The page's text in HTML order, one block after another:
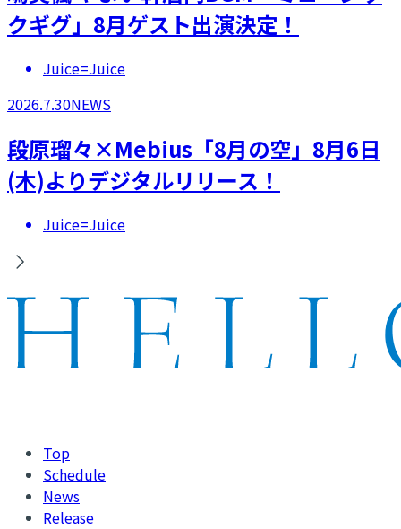
クギグ」8月ゲスト出演決定！
Juice=Juice
2026.7.30NEWS
段原瑠々×Mebius「8月の空」8月6日
(木)よりデジタルリリース！
Juice=Juice
Top
Schedule
News
Release